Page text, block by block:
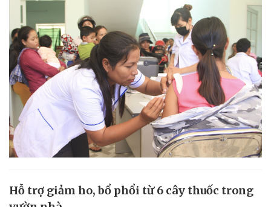
Hỗ trợ giảm ho, bổ phổi từ 6 cây thuốc trong